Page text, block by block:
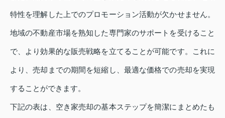
特性を理解した上でのプロモーション活動が欠かせません。
地域の不動産市場を熟知した専門家のサポートを受けること
で、より効果的な販売戦略を立てることが可能です。これに
より、売却までの期間を短縮し、最適な価格での売却を実現
することができます。
下記の表は、空き家売却の基本ステップを簡潔にまとめたも